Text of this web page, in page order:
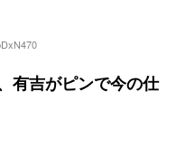
有吉がピンで今の仕